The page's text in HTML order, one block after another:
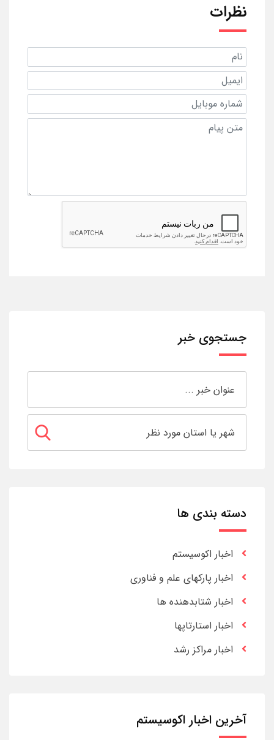
نظرات
جستجوی خبر
دسته بندی ها
اخبار اکوسیستم
اخبار پارکهای علم و فناوری
اخبار شتابدهنده ها
اخبار استارتاپها
اخبار مراکز رشد
آخرین اخبار اکوسیستم